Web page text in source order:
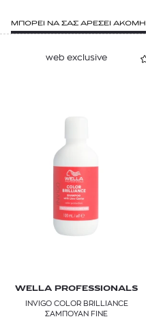
ΜΠΟΡΕΙ ΝΑ ΣΑΣ ΑΡΕΣΕΙ ΑΚΟΜΗ
web exclusive
WELLA PROFESSIONALS
INVIGO COLOR BRILLIANCE
ΣΑΜΠΟΥΑΝ FINE